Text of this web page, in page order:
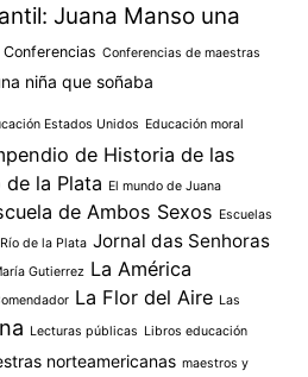
Juana Manso una
Conferencias Conferencias de maestras
niña que soñaba
Estados Unidos Educación moral
de Historia de las
de la Plata El mundo de Juana
de Ambos Sexos Escuelas
de la Plata Jornal das Senhoras
Gutierrez La América
La Flor del Aire Las
Lecturas públicas Libros educación
norteamericanas maestros y